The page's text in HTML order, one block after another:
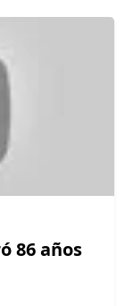
86 años